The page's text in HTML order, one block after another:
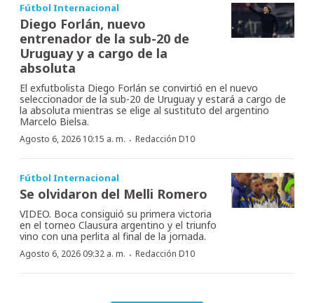
Fútbol Internacional
Diego Forlán, nuevo
entrenador de la sub-20 de
Uruguay y a cargo de la
absoluta
El exfutbolista Diego Forlán se convirtió en el nuevo
seleccionador de la sub-20 de Uruguay y estará a cargo de
la absoluta mientras se elige al sustituto del argentino
Marcelo Bielsa.
Agosto 6, 2026 10:15 a. m. · Redacción D10
Fútbol Internacional
Se olvidaron del Melli Romero
VIDEO. Boca consiguió su primera victoria
en el torneo Clausura argentino y el triunfo
vino con una perlita al final de la jornada.
Agosto 6, 2026 09:32 a. m. · Redacción D10